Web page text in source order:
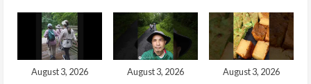
August 3, 2026 August 3, 2026 August 3, 2026